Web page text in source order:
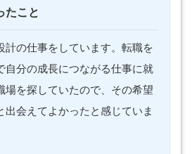
たこと
計の仕事をしています。転職を
自分の成長につながる仕事に就
場を探していたので、その希望
出会えてよかったと感じていま